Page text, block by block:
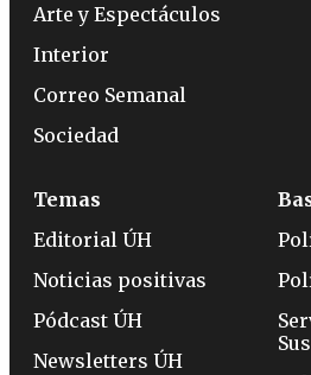
Arte y Espectáculos
Interior
Correo Semanal
Sociedad
Temas
Editorial ÚH
Noticias positivas
Pódcast ÚH
Newsletters ÚH